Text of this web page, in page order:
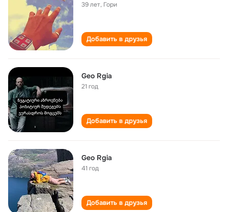
39 лет, Гори
Добавить в друзья
Geo Rgia
21 год
Добавить в друзья
Geo Rgia
41 год
Добавить в друзья